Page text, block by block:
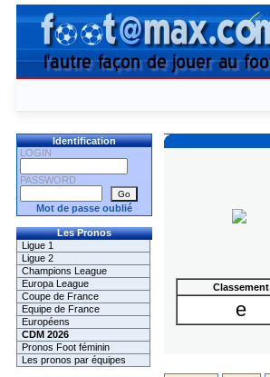
Identification
LOGIN
PASSWORD
Mot de passe oublié
Les Pronos
Ligue 1
Ligue 2
Champions League
Europa League
Coupe de France
Equipe de France
Européens
CDM 2026
Pronos Foot féminin
Les pronos par équipes
Classement
e